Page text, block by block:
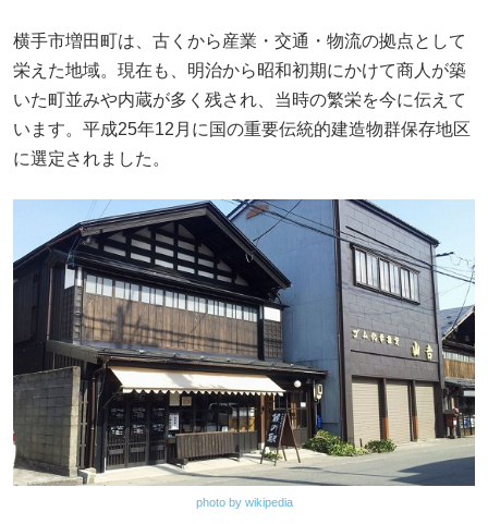
横手市増田町は、古くから産業・交通・物流の拠点として
栄えた地域。現在も、明治から昭和初期にかけて商人が築
いた町並みや内蔵が多く残され、当時の繁栄を今に伝えて
います。平成25年12月に国の重要伝統的建造物群保存地区
に選定されました。
photo by wikipedia